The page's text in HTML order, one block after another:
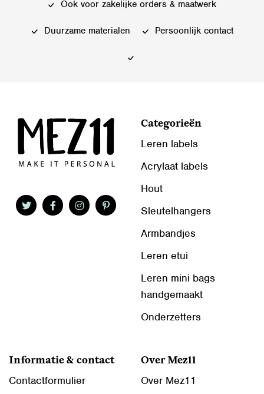
worden
worden
Ook voor zakelijke orders & maatwerk
Duurzame materialen Persoonlijk contact
Categorieën
Leren labels
Acrylaat labels
Hout
Sleutelhangers
Armbandjes
Leren etui
Leren mini bags
handgemaakt
Onderzetters
Informatie & contact
Contactformulier
Over Mez11
Over Mez11